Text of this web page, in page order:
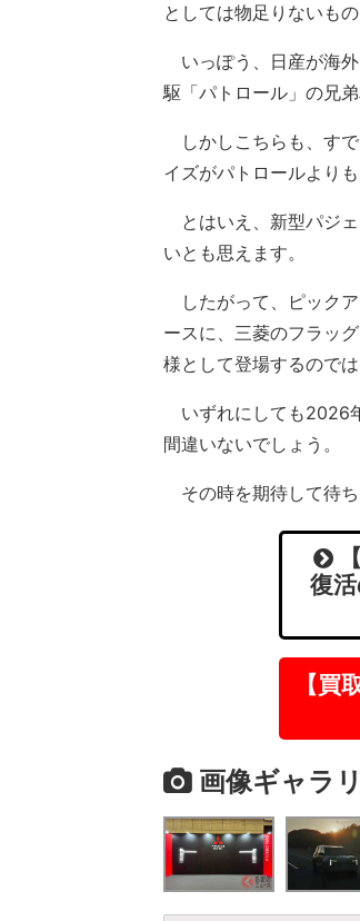
としては物足りないも
いっぽう、日産が海
駆「パトロール」の兄
しかしこちらも、す
イズがパトロールより
とはいえ、新型パジ
いとも思えます。
したがって、ピック
ースに、三菱のフラッ
様として登場するので
いずれにしても2026
間違いないでしょう。
その時を期待して待ち
復
【買
画像ギャラ